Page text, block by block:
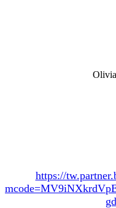
https://